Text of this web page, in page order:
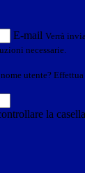
E-mail Verrà
necessarie.
utente?
la